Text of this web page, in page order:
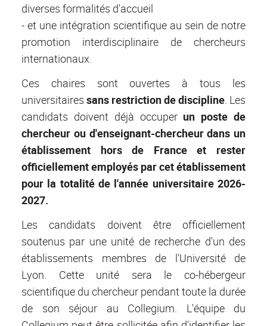
diverses formalités d'accueil
- et une intégration scientifique au sein de notre
promotion interdisciplinaire de chercheurs
internationaux.
Ces chaires sont ouvertes à tous les
universitaires sans restriction de discipline. Les
candidats doivent déjà occuperun poste de
chercheur ou d'enseignant-chercheur dans un
établissement hors de France et rester
officiellement employés par cet établissement
pour la totalité de l'année universitaire 2026-
2027.
Les candidats doivent être officiellement
soutenus par une unité de recherche d'un des
établissements membres de l'Université de
Lyon. Cette unité sera le co-hébergeur
scientifique du chercheur pendant toute la durée
de son séjour au Collegium. L'équipe du